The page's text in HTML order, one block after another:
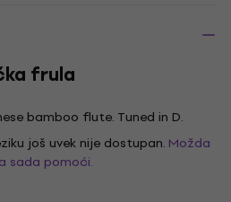
frula
bamboo flute. Tuned in D.
još uvek nije dostupan. Možda
sada pomoći.